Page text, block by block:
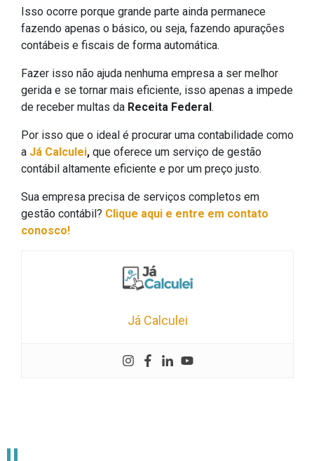
Isso ocorre porque grande parte ainda permanece
fazendo apenas o básico, ou seja, fazendo apurações
contábeis e fiscais de forma automática.
Fazer isso não ajuda nenhuma empresa a ser melhor
gerida e se tornar mais eficiente, isso apenas a impede
de receber multas da Receita Federal .
Por isso que o ideal é procurar uma contabilidade como
a Já Calculei, que oferece um serviço de gestão
contábil altamente eficiente e por um preço justo.
Sua empresa precisa de serviços completos em
gestão contábil? Clique aqui e entre em contato
conosco!
Já Calculei